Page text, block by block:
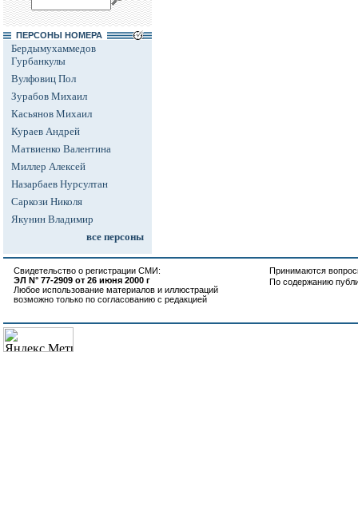
ПЕРСОНЫ НОМЕРА
Бердымухаммедов
Гурбанкулы
Вулфовиц Пол
Зурабов Михаил
Касьянов Михаил
Кураев Андрей
Матвиенко Валентина
Миллер Алексей
Назарбаев Нурсултан
Саркози Николя
Якунин Владимир
все персоны
Свидетельство о регистрации СМИ:
ЭЛ N° 77-2909 от 26 июня 2000 г
Любое использование материалов и иллюстраций
возможно только по согласованию с редакцией
Принимаются
По содержанию